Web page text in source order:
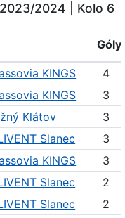
2024 | Kolo 6
Góly
KINGS
4
KINGS
3
Klátov
3
Slanec
3
KINGS
3
Slanec
2
Slanec
2